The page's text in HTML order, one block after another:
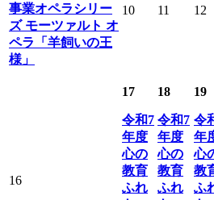
事業オペラシリー
ズ モーツァルト オ
ペラ「羊飼いの王
様」
10 11 12
16
17
令和7
年度
心の
教育
ふれ
18
令和7
年度
心の
教育
ふれ
19
令
年
心
教
ふ